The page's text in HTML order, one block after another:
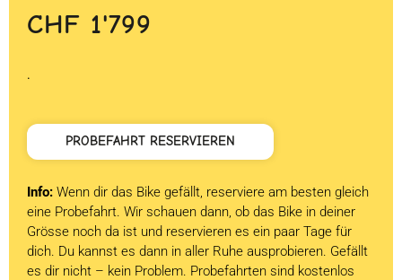
CHF 1'799
.
PROBEFAHRT RESERVIEREN
Info: Wenn dir das Bike gefällt, reserviere am besten gleich
eine Probefahrt. Wir schauen dann, ob das Bike in deiner
Grösse noch da ist und reservieren es ein paar Tage für
dich. Du kannst es dann in aller Ruhe ausprobieren. Gefällt
es dir nicht – kein Problem. Probefahrten sind kostenlos